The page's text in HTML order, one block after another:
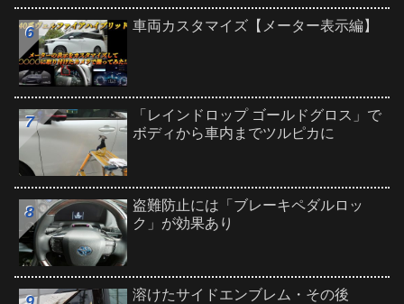
車両カスタマイズ【メーター表示編】
「レインドロップ ゴールドグロス」で
ボディから車内までツルピカに
盗難防止には「ブレーキペダルロッ
ク」が効果あり
溶けたサイドエンブレム・その後